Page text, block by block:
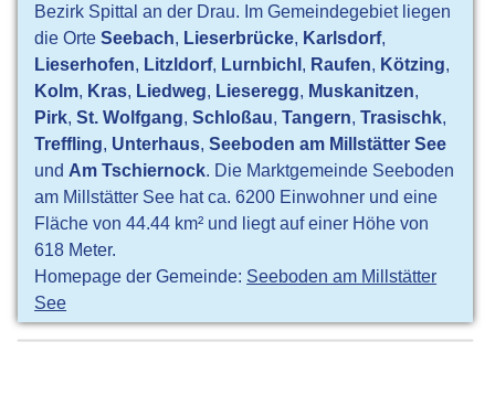
Bezirk Spittal an der Drau. Im Gemeindegebiet liegen
die OrteSeebach, Lieserbrücke, Karlsdorf,
Lieserhofen, Litzldorf, Lurnbichl, Raufen, Kötzing,
Kolm, Kras, Liedweg, Lieseregg, Muskanitzen,
Pirk,St. Wolfgang,Schloßau,Tangern,Trasischk,
Treffling, Unterhaus,Seeboden am Millstätter See
und Am Tschiernock. Die Marktgemeinde Seeboden
am Millstätter See hat ca. 6200 Einwohner und eine
Fläche von 44.44 km² und liegt auf einer Höhe von
618 Meter.
Homepage der Gemeinde: Seeboden am Millstätter
See